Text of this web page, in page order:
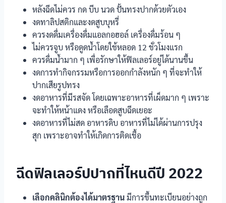
หลังฉีดไม่ควร กด บีบ นวด ปั้นทรงปากด้วยตัวเอง
งดทาลิปสติกและงดสูบบุหรี่
ควรงดดื่มเครื่องดื่มแอลกอฮอล์ เครื่องดื่มร้อน ๆ
ไม่ควรจูบ หรือดูดน้ำโดยใช้หลอด 12 ชั่วโมงแรก
ควรดื่มน้ำมาก ๆ เพื่อรักษาให้ฟิลเลอร์อยู่ได้นานขึ้น
งดการทำกิจกรรมหรือการออกกำลังหนัก ๆ ที่จะทำให้
ปากเสียรูปทรง
งดอาหารที่มีรสจัด โดยเฉพาะอาหารที่เผ็ดมาก ๆ เพราะ
จะทำให้หน้าแดง หรือเลือดสูบฉีดเยอะ
งดอาหารที่ไม่สด อาหารดิบ อาหารที่ไม่ได้ผ่านการปรุง
สุก เพราะอาจทำให้เกิดการติดเชื้อ
ฉีดฟิลเลอร์ปปากที่ไหนดีปี 2022
เลือกคลินิกต้องได้มาตรฐานมีการขึ้นทะเบียนอย่างถูก